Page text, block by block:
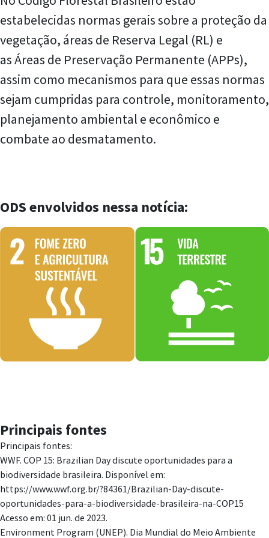
estabelecidas normas gerais sobre a proteção da
vegetação, áreas de Reserva Legal (RL) e
as Áreas de Preservação Permanente (APPs),
assim como mecanismos para que essas normas
sejam cumpridas para controle, monitoramento,
planejamento ambiental e econômico e
combate ao desmatamento.
ODS envolvidos nessa notícia:
Principais fontes
Principais fontes:
WWF. COP 15: Brazilian Day discute oportunidades para a
biodiversidade brasileira. Disponível em:
https://www.wwf.org.br/?84361/Brazilian-Day-discute-
oportunidades-para-a-biodiversidade-brasileira-na-COP15
Acesso em: 01 jun. de 2023.
Environment Program (UNEP). Dia Mundial do Meio Ambiente